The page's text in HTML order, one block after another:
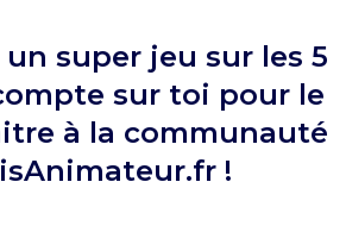
super jeu sur les 5
sur toi pour le
à la communauté
!